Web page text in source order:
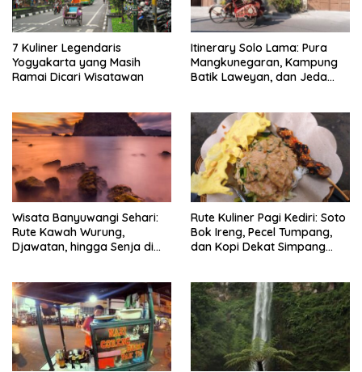
7 Kuliner Legendaris
Yogyakarta yang Masih
Ramai Dicari Wisatawan
Itinerary Solo Lama: Pura
Mangkunegaran, Kampung
Batik Laweyan, dan Jeda
Wisata Banyuwangi Sehari:
Rute Kawah Wurung,
Djawatan, hingga Senja di
Rute Kuliner Pagi Kediri: Soto
Bok Ireng, Pecel Tumpang,
dan Kopi Dekat Simpang